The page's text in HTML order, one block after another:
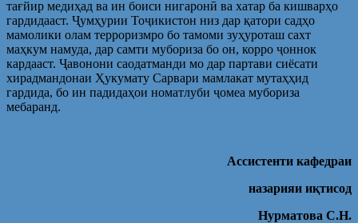
тағйир медиҳад ва ин боиси нигаронӣ ва хатар ба кишварҳо
гардидааст. Ҷумҳурии Тоҷикистон низ дар қатори садҳо
мамолики олам терроризмро бо тамоми зуҳуроташ сахт
маҳкум намуда, дар самти мубориза бо он, корро ҷоннок
кардааст. Ҷавонони саодатманди мо дар партави сиёсати
хирадмандонаи Ҳукумату Сарвари мамлакат мутаҳҳид
гардида, бо ин падидаҳои номатлуби ҷомеа мубориза
мебаранд.
Ассистенти кафедраи
назарияи иқтисод
Нурматова С.Н.